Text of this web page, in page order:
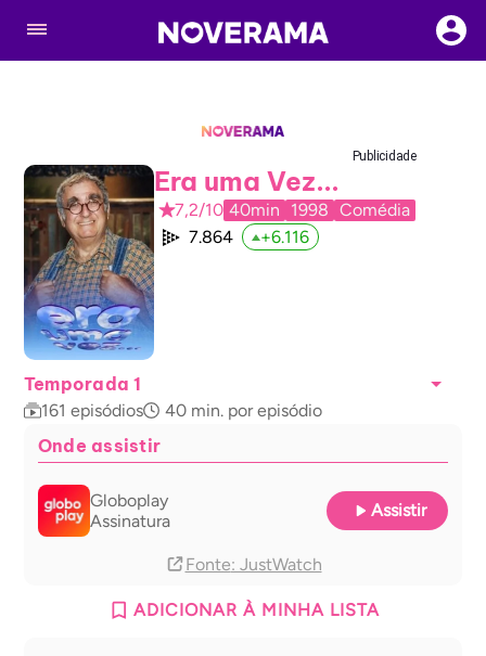
Publicidade
Era uma Vez...
7,2/10 40min 1998 Comédia
7.864
+6.116
Temporada 1
161 episódios 40 min. por episódio
Onde assistir
Globoplay
Assinatura
Assistir
Fonte: JustWatch
ADICIONAR À MINHA LISTA